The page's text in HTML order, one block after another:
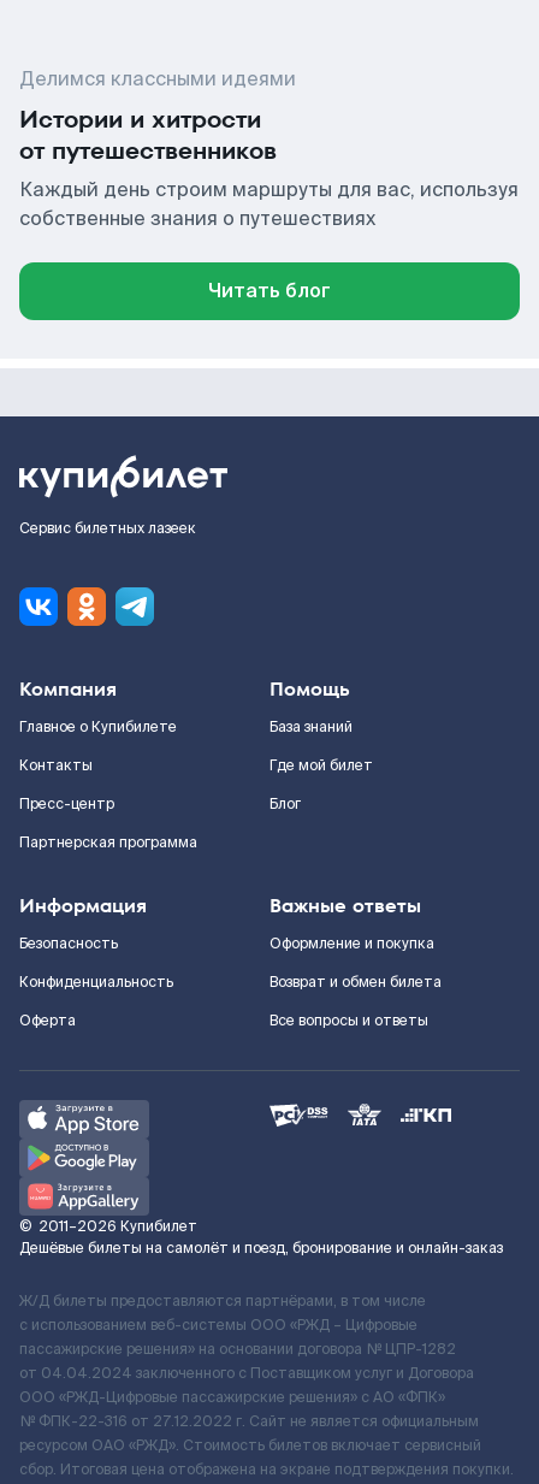
Делимся классными идеями
Истории и хитрости
от путешественников
Каждый день строим маршруты для вас, используя
собственные знания о путешествиях
Читать блог
Сервис билетных лазеек
Компания
Главное о Купибилете
Контакты
Пресс-центр
Партнерская программа
Помощь
База знаний
Где мой билет
Блог
Информация
Безопасность
Конфиденциальность
Оферта
Важные ответы
Оформление и покупка
Возврат и обмен билета
Все вопросы и ответы
© 2011–2026 Купибилет
Дешёвые билеты на самолёт и поезд, бронирование и онлайн-заказ
Ж/Д билеты предоставляются партнёрами, в том числе
с использованием веб-системы ООО «РЖД – Цифровые
пассажирские решения» на основании договора № ЦПР-1282
от 04.04.2024 заключенного с Поставщиком услуг и Договора
ООО «РЖД-Цифровые пассажирские решения» c АО «ФПК»
№ ФПК-22-316 от 27.12.2022 г. Сайт не является официальным
ресурсом ОАО «РЖД». Стоимость билетов включает сервисный
сбор. Итоговая цена отображена на экране подтверждения покупки.